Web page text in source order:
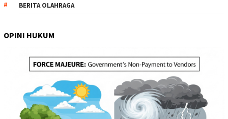
BERITA OLAHRAGA
OPINI HUKUM